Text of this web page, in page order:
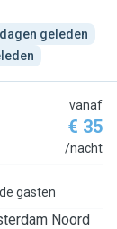
geleden
vanaf
€ 35
/nacht
gasten
Noord